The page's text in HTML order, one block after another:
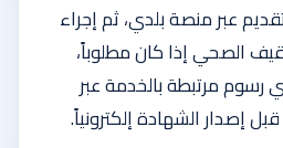
عبر منصة بلدي، ثم إجراء
الصحي إذا كان مطلوباً،
مرتبطة بالخدمة عبر